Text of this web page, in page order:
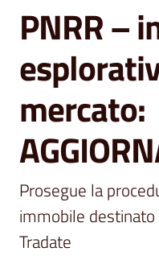
tematiche
Amministrazione
Servizi
e
segnalazioni
News
Menu selezionato
Salta al contenuto
PNRR –
mercato:
Prosegue la
immobile destinato
Tradate